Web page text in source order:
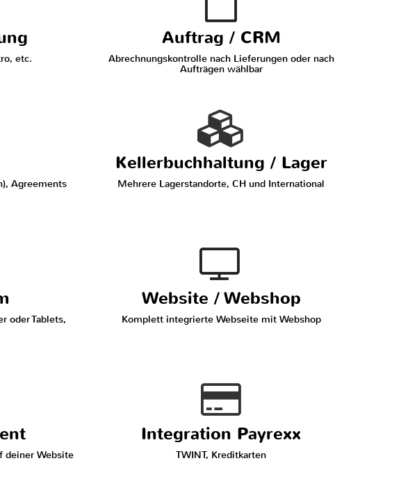
etc.
Auftrag / CRM
Abrechnungskontrolle nach Lieferungen oder nach
Aufträgen wählbar
Agreements
Kellerbuchhaltung / Lager
Mehrere Lagerstandorte, CH und International
oder Tablets,
Website / Webshop
Komplett integrierte Webseite mit Webshop
deiner Website
Integration Payrexx
TWINT, Kreditkarten